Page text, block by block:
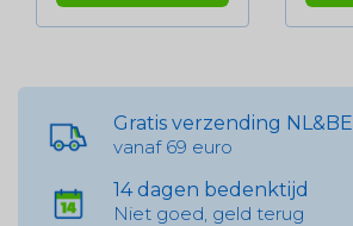
Gratis verzending NL&BE
vanaf 69 euro
14 dagen bedenktijd
Niet goed, geld terug